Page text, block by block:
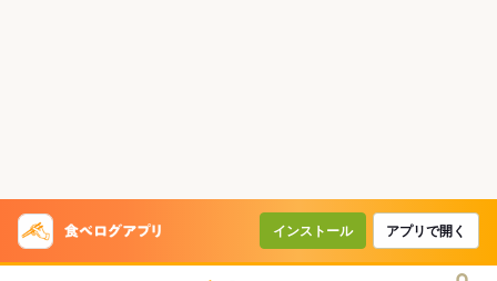
インストール アプリで開く